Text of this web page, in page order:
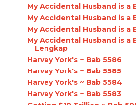
My Accidental Husband is a
My Accidental Husband is a
My Accidental Husband is a
My Accidental Husband is a
Lengkap
Harvey York's ~ Bab 5586
Harvey York's ~ Bab 5585
Harvey York's ~ Bab 5584
Harvey York's ~ Bab 5583